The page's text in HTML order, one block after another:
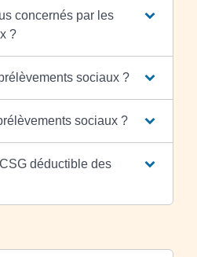
concernés par les
?
sociaux ?
sociaux ?
déductible des